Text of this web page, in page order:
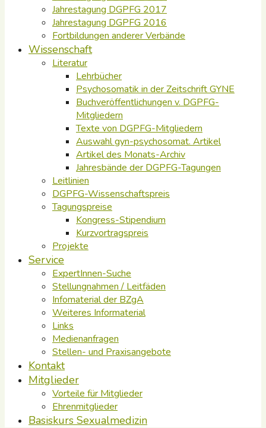
Jahrestagung DGPFG 2017
Jahrestagung DGPFG 2016
Fortbildungen anderer Verbände
Wissenschaft
Literatur
Lehrbücher
Psychosomatik in der Zeitschrift GYNE
Buchveröffentlichungen v. DGPFG-
Mitgliedern
Texte von DGPFG-Mitgliedern
Auswahl gyn-psychosomat. Artikel
Artikel des Monats-Archiv
Jahresbände der DGPFG-Tagungen
Leitlinien
DGPFG-Wissenschaftspreis
Tagungspreise
Kongress-Stipendium
Kurzvortragspreis
Projekte
Service
ExpertInnen-Suche
Stellungnahmen / Leitfäden
Infomaterial der BZgA
Weiteres Informaterial
Links
Medienanfragen
Stellen- und Praxisangebote
Kontakt
Mitglieder
Vorteile für Mitglieder
Ehrenmitglieder
Basiskurs Sexualmedizin